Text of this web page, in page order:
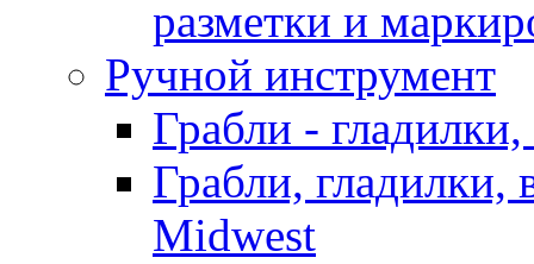
разметки и
Ручной инструмент
Грабли -
Грабли, гладилки,
Midwest